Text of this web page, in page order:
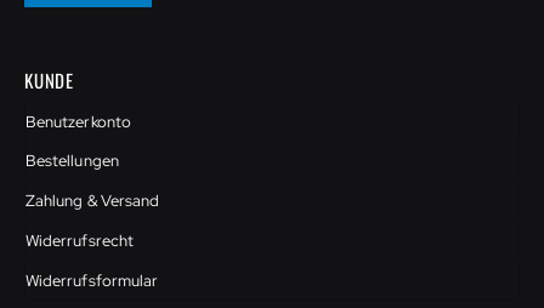
KUNDE
Benutzerkonto
Bestellungen
Zahlung & Versand
Widerrufsrecht
Widerrufsformular